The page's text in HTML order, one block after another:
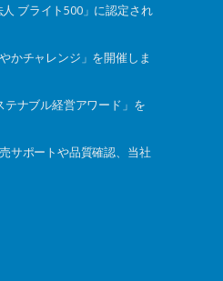
人 ブライト500」に認定され
かチャレンジ」を開催しま
ナブル経営アワード」を
サポートや品質確認、当社